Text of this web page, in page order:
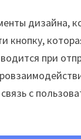
дизайна,
кнопку,
при
с